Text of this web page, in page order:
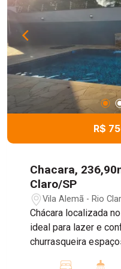
cidade. Uma
transformar em lar e
conhecer de perto
Diário Ville!
R$
Chacara,
Claro/SP
Vila Alemã - Rio
Chácara localizada
ideal para lazer e
churrasqueira